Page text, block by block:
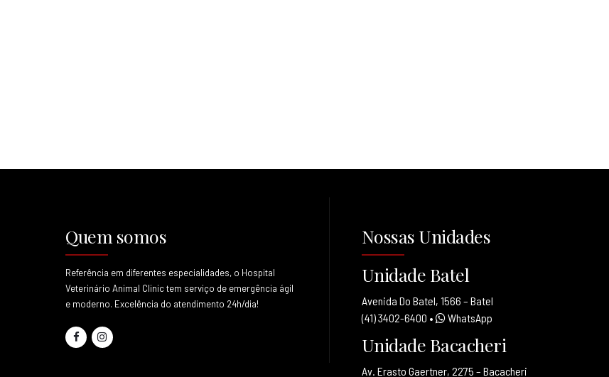
Quem somos
Referência em diferentes especialidades, o Hospital
Veterinário Animal Clinic tem serviço de emergência ágil
e moderno. Excelência do atendimento 24h/dia!
Nossas Unidades
Unidade Batel
Avenida Do Batel, 1566 – Batel
(41) 3402-6400 • WhatsApp
Unidade Bacacheri
Av. Erasto Gaertner, 2275 – Bacacheri